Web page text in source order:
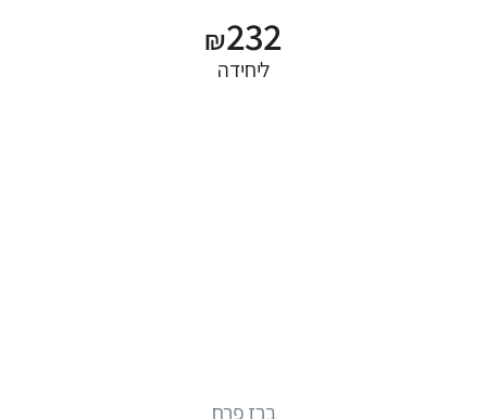
₪232
ליחידה
ברז פרח